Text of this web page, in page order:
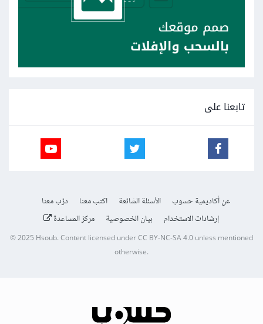
تابعنا على
عن أكاديمية حسوب الأسئلة الشائعة اكتب معنا
درّب معنا
إرشادات الاستخدام
بيان الخصوصية مركز المساعدة
© 2025Hsoub.Content licensed underCC BY-NC-SA 4.0unless mentioned
otherwise.